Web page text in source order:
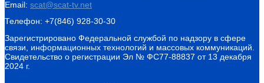
Email: scat@scat-tv.net
Телефон: +7(846) 928-30-30
Зарегистрировано Федеральной службой по надзору в сфере
связи, информационных технологий и массовых коммуникаций.
Свидетельство о регистрации Эл № ФС77-88837 от 13 декабря
2024 г.